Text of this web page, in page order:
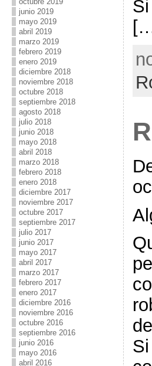
junio 2019
mayo 2019
abril 2019
marzo 2019
febrero 2019
enero 2019
diciembre 2018
noviembre 2018
octubre 2018
septiembre 2018
agosto 2018
julio 2018
junio 2018
mayo 2018
abril 2018
marzo 2018
febrero 2018
enero 2018
diciembre 2017
noviembre 2017
octubre 2017
septiembre 2017
julio 2017
junio 2017
mayo 2017
abril 2017
marzo 2017
febrero 2017
enero 2017
diciembre 2016
noviembre 2016
octubre 2016
septiembre 2016
junio 2016
mayo 2016
abril 2016